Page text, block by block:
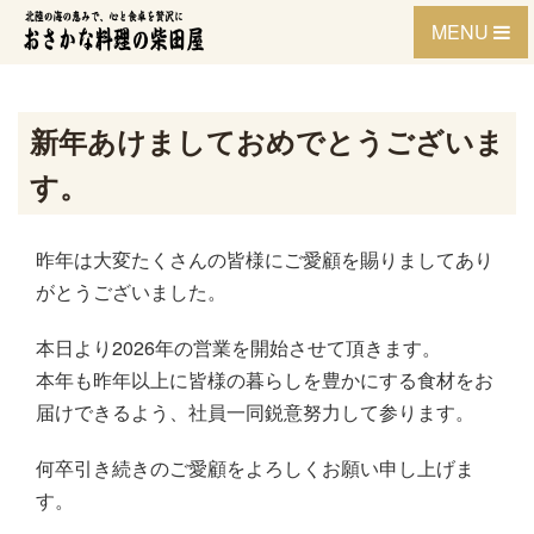
Skip
MENU
新年あけましておめでとうございま
す。
昨年は大変たくさんの皆様にご愛顧を賜りましてあり
がとうございました。
本日より2026年の営業を開始させて頂きます。
本年も昨年以上に皆様の暮らしを豊かにする食材をお
届けできるよう、社員一同鋭意努力して参ります。
何卒引き続きのご愛顧をよろしくお願い申し上げま
す。